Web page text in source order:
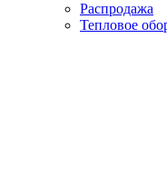
Распродажа
Тепловое